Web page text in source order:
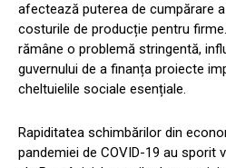
afectează puterea de cumpărare
costurile de producție pentru
rămâne o problemă stringentă,
guvernului de a finanța proiecte
cheltuielile sociale esențiale.
Rapiditatea schimbărilor din
pandemiei de COVID-19 au sporit